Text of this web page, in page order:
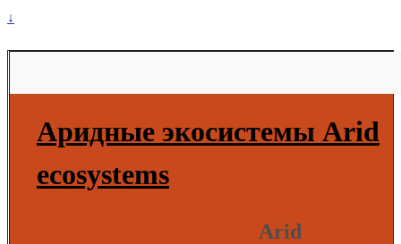
↓
Аридные экосистемы Arid
ecosystems
Arid